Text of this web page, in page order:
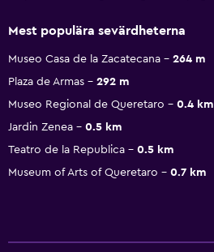
Mest populära sevärdheterna
Museo Casa de la Zacatecana
264 m
Plaza de Armas
292 m
Museo Regional de Queretaro
0.4 km
Jardin Zenea
0.5 km
Teatro de la Republica
0.5 km
Museum of Arts of Queretaro
0.7 km